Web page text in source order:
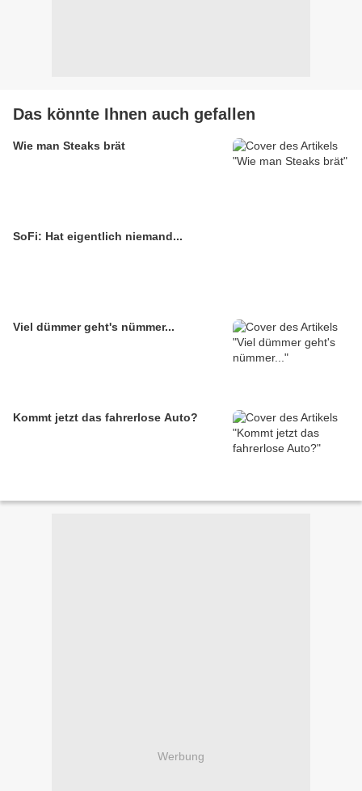
Das könnte Ihnen auch gefallen
Wie man Steaks brät
SoFi: Hat eigentlich niemand...
Viel dümmer geht's nümmer...
Kommt jetzt das fahrerlose Auto?
Werbung